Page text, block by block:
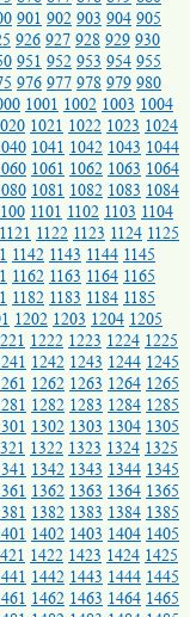
901 902 903 904 905
926 927 928 929 930
951 952 953 954 955
976 977 978 979 980
1001 1002 1003 1004
1021 1022 1023 1024
1041 1042 1043 1044
1061 1062 1063 1064
1081 1082 1083 1084
1101 1102 1103 1104
1121 1122 1123 1124 1125
1142 1143 1144 1145
1162 1163 1164 1165
1182 1183 1184 1185
1202 1203 1204 1205
1222 1223 1224 1225
1242 1243 1244 1245
1262 1263 1264 1265
1282 1283 1284 1285
1302 1303 1304 1305
1322 1323 1324 1325
1342 1343 1344 1345
1362 1363 1364 1365
1382 1383 1384 1385
1402 1403 1404 1405
1422 1423 1424 1425
1442 1443 1444 1445
1462 1463 1464 1465